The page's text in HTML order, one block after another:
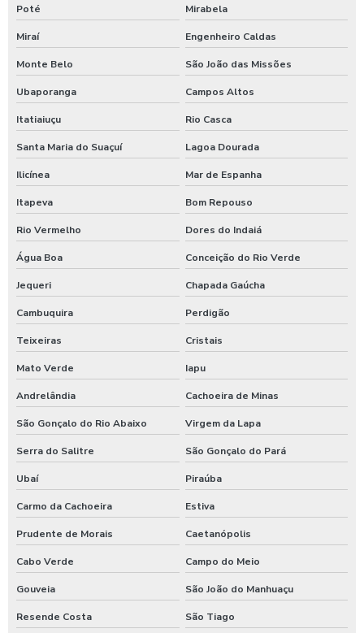
Poté Mirabela
Miraí Engenheiro Caldas
Monte Belo São João das Missões
Ubaporanga Campos Altos
Itatiaiuçu Rio Casca
Santa Maria do Suaçuí Lagoa Dourada
Ilicínea Mar de Espanha
Itapeva Bom Repouso
Rio Vermelho Dores do Indaiá
Água Boa Conceição do Rio Verde
Jequeri Chapada Gaúcha
Cambuquira Perdigão
Teixeiras Cristais
Mato Verde Iapu
Andrelândia Cachoeira de Minas
São Gonçalo do Rio Abaixo Virgem da Lapa
Serra do Salitre São Gonçalo do Pará
Ubaí Piraúba
Carmo da Cachoeira Estiva
Prudente de Morais Caetanópolis
Cabo Verde Campo do Meio
Gouveia São João do Manhuaçu
Resende Costa São Tiago